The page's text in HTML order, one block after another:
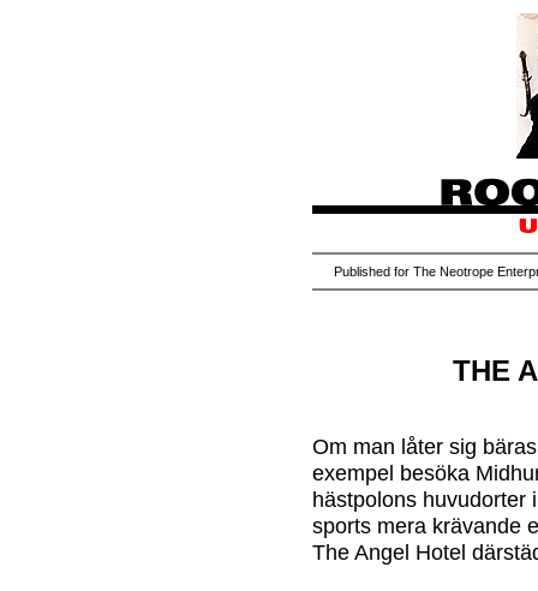
Published for The Neotrope
THE
Om man låter sig
exempel besöka
hästpolons huvudorter
sports mera krävande
The Angel Hotel